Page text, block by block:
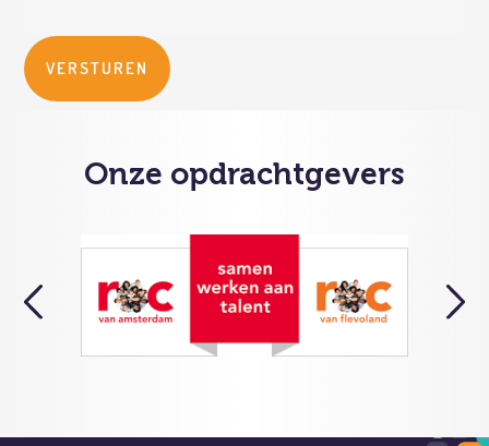
Onze opdrachtgevers